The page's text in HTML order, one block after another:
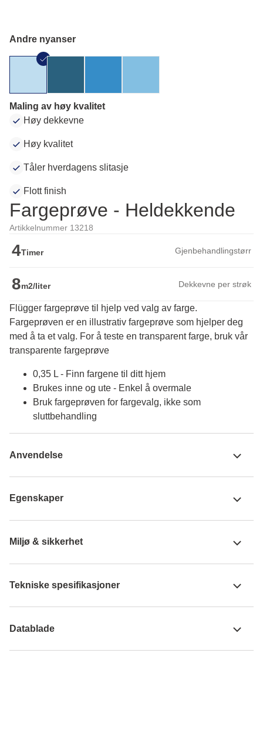
Andre nyanser
Maling av høy kvalitet
Høy dekkevne
Høy kvalitet
Tåler hverdagens slitasje
Flott finish
Fargeprøve - Heldekkende
Artikkelnummer 13218
4Timer Gjenbehandlingstørr
8m2/liter Dekkevne per strøk
Flügger fargeprøve til hjelp ved valg av farge.
Fargeprøven er en illustrativ fargeprøve som hjelper deg
med å ta et valg. For å teste en transparent farge, bruk vår
transparente fargeprøve
0,35 L - Finn fargene til ditt hjem
Brukes inne og ute - Enkel å overmale
Bruk fargeprøven for fargevalg, ikke som
sluttbehandling
Anvendelse
Egenskaper
Miljø & sikkerhet
Tekniske spesifikasjoner
Datablade